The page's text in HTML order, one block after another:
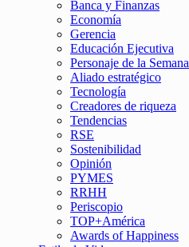
Banca y Finanzas
Economía
Gerencia
Educación Ejecutiva
Personaje de la Semana
Aliado estratégico
Tecnología
Creadores de riqueza
Tendencias
RSE
Sostenibilidad
Opinión
PYMES
RRHH
Periscopio
TOP+América
Awards of Happiness